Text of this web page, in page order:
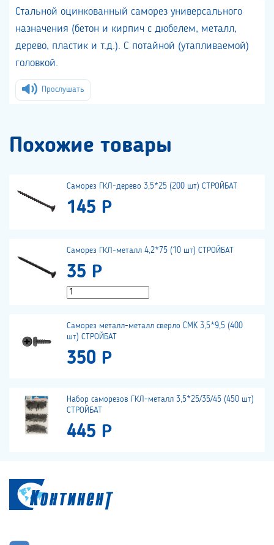
Стальной оцинкованный саморез универсального
назначения (бетон и кирпич с дюбелем, металл,
дерево, пластик и т.д.). С потайной (утапливаемой)
головкой.
Прослушать
Похожие товары
Саморез ГКЛ-дерево 3,5*25 (200 шт) СТРОЙБАТ
145 Р
Саморез ГКЛ-металл 4,2*75 (10 шт) СТРОЙБАТ
35 Р
Саморез металл-металл сверло CMK 3,5*9,5 (400
шт) СТРОЙБАТ
350 Р
Набор саморезов ГКЛ-металл 3,5*25/35/45 (450 шт)
СТРОЙБАТ
445 Р